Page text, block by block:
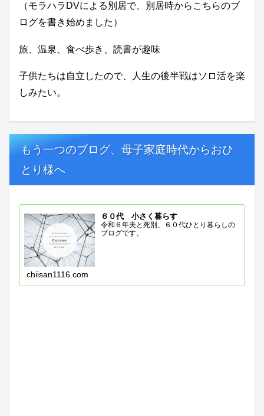
（モラハラDVによる別居で、別居時からこちらのブ
ログを書き始めました）
旅、温泉、食べ歩き、読書が趣味
子供たちは自立したので、人生の後半戦はソロ活を楽
しみたい。
もう一つのブログ、母子家庭時代からおひ
とり様へ
６０代 小さく暮らす
令和６年夫と死別、６０代ひとり暮らしの
ブログです。
chiisan1116.com